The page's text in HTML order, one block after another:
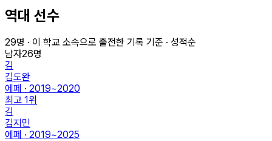
역대 선수
29명 · 이 학교 소속으로 출전한 기록 기준 · 성적순
남자26명
김
김도완
에페 · 2019~2020
최고 1위
김
김지민
에페 · 2019~2025